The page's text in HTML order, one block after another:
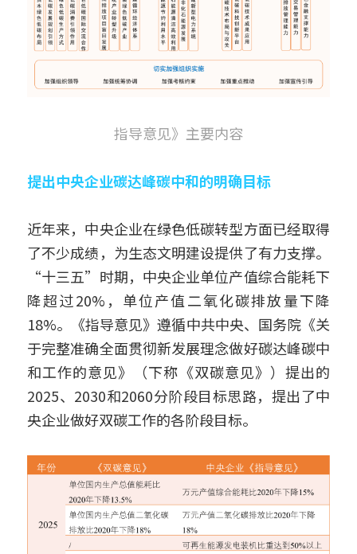
指导意见》主要内容
提出中央企业碳达峰碳中和的明确目标
近年来，中央企业在绿色低碳转型方面已经取得
了不少成绩，为生态文明建设提供了有力支撑。
“十三五”时期，中央企业单位产值综合能耗下
降超过20%，单位产值二氧化碳排放量下降
18%。《指导意见》遵循中共中央、国务院《关
于完整准确全面贯彻新发展理念做好碳达峰碳中
和工作的意见》（下称《双碳意见》）提出的
2025、2030和2060分阶段目标思路，提出了中
央企业做好双碳工作的各阶段目标。